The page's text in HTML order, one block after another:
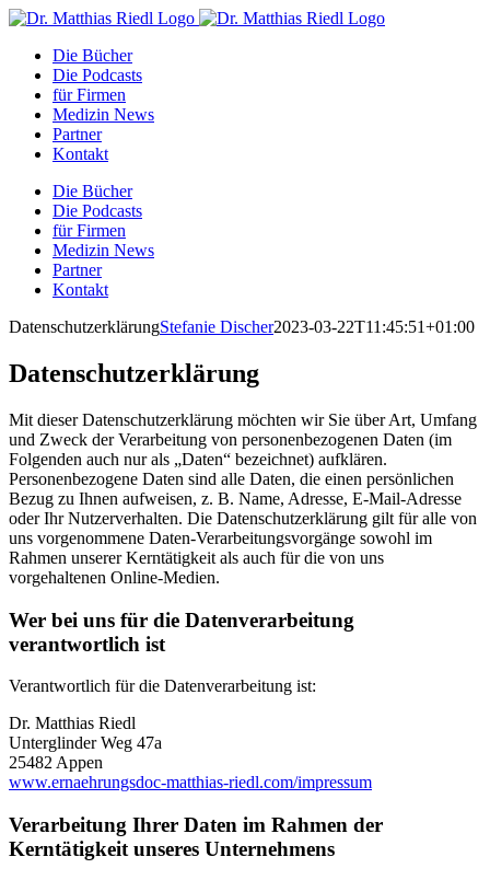
Zum
springen
Facebook
Instagram
YouTube
E-
Die Bücher
Die Podcasts
für Firmen
Medizin News
Partner
Kontakt
Die Bücher
Die Podcasts
für Firmen
Medizin News
Partner
Kontakt
DatenschutzerklärungStefanie Discher2023-03-22T11:45:51+01:00
Datenschutzerklärung
Mit dieser Datenschutzerklärung möchten wir Sie über Art, Umfang
und Zweck der Verarbeitung von personenbezogenen Daten (im
Folgenden auch nur als „Daten“ bezeichnet) aufklären.
Personenbezogene Daten sind alle Daten, die einen persönlichen
Bezug zu Ihnen aufweisen, z. B. Name, Adresse, E-Mail-Adresse
oder Ihr Nutzerverhalten. Die Datenschutzerklärung gilt für alle von
uns vorgenommene Daten-Verarbeitungsvorgänge sowohl im
Rahmen unserer Kerntätigkeit als auch für die von uns
vorgehaltenen Online-Medien.
Wer bei uns für die Datenverarbeitung
verantwortlich ist
Verantwortlich für die Datenverarbeitung ist:
Dr. Matthias Riedl
Unterglinder Weg 47a
25482 Appen
www.ernaehrungsdoc-matthias-riedl.com/impressum
Verarbeitung Ihrer Daten im Rahmen der
Kerntätigkeit unseres Unternehmens